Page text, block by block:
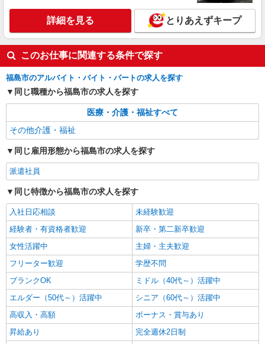
詳細を見る とりあえずキープ
このお仕事に関連する条件で探す
福島市のアルバイト・バイト・パートの求人を探す
同じ職種から福島市の求人を探す
医療・介護・福祉すべて
その他介護・福祉
同じ雇用形態から福島市の求人を探す
派遣社員
同じ特徴から福島市の求人を探す
入社日応相談
未経験歓迎
経験者・有資格者歓迎
新卒・第二新卒歓迎
女性活躍中
主婦・主夫歓迎
フリーター歓迎
学歴不問
ブランクOK
ミドル（40代～）活躍中
エルダー（50代～）活躍中
シニア（60代～）活躍中
高収入・高額
ボーナス・賞与あり
昇給あり
完全週休2日制